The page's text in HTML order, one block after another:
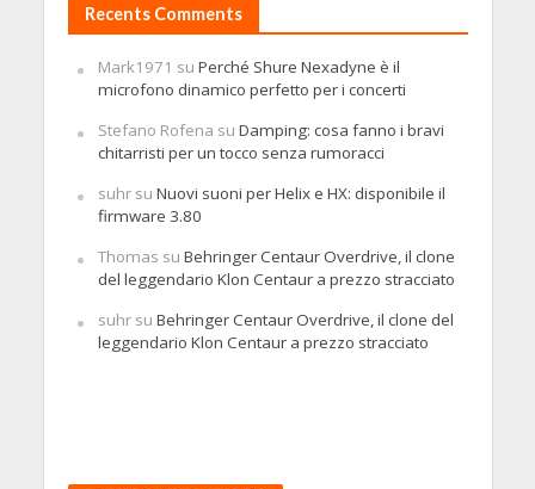
Recents Comments
Mark1971 su Perché Shure Nexadyne è il
microfono dinamico perfetto per i concerti
Stefano Rofena su Damping: cosa fanno i bravi
chitarristi per un tocco senza rumoracci
suhrsu Nuovi suoni per Helix e HX: disponibile il
firmware 3.80
Thomas su Behringer Centaur Overdrive, il clone
del leggendario Klon Centaur a prezzo stracciato
suhrsu Behringer Centaur Overdrive, il clone del
leggendario Klon Centaur a prezzo stracciato